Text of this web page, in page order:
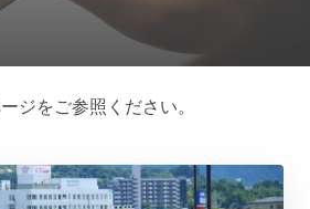
ジをご参照ください。